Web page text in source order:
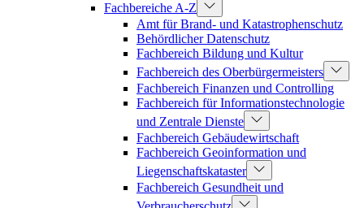
Fachbereiche A-Z
Amt für Brand- und Katastrophenschutz
Behördlicher Datenschutz
Fachbereich Bildung und Kultur
Fachbereich des Oberbürgermeisters
Fachbereich Finanzen und Controlling
Fachbereich für Informationstechnologie
und Zentrale Dienste
Fachbereich Gebäudewirtschaft
Fachbereich Geoinformation und
Liegenschaftskataster
Fachbereich Gesundheit und